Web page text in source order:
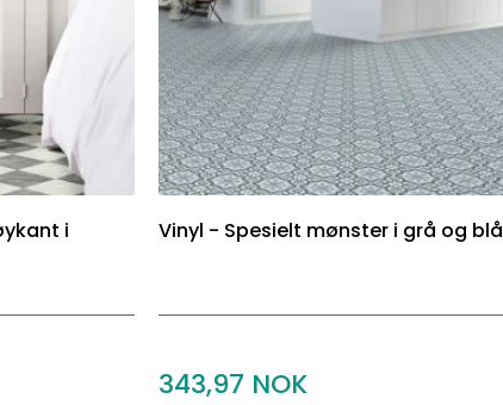
i
Vinyl - Spesielt mønster i grå og blå
343,97